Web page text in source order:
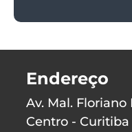
Endereço
Av. Mal. Floriano
Centro - Curitiba